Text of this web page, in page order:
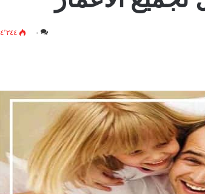
٠ ٤٬٢٤٤